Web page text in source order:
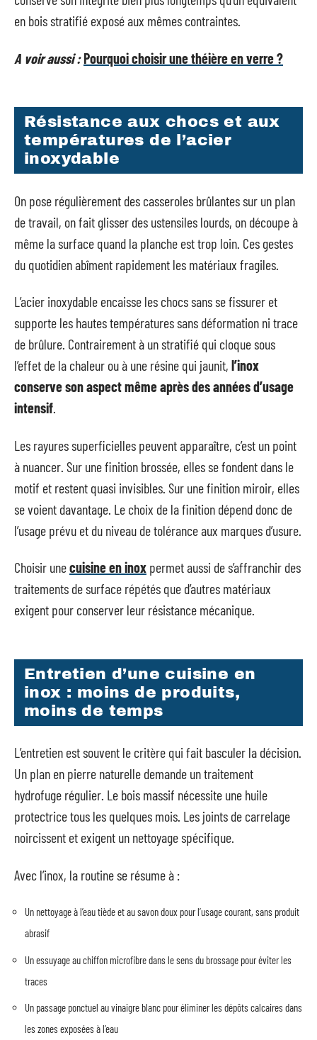
en bois stratifié exposé aux mêmes contraintes.
A voir aussi :Pourquoi choisir une théière en verre ?
Résistance aux chocs et aux
températures de l’acier
inoxydable
On pose régulièrement des casseroles brûlantes sur un plan
de travail, on fait glisser des ustensiles lourds, on découpe à
même la surface quand la planche est trop loin. Ces gestes
du quotidien abîment rapidement les matériaux fragiles.
L’acier inoxydable encaisse les chocs sans se fissurer et
supporte les hautes températures sans déformation ni trace
de brûlure. Contrairement à un stratifié qui cloque sous
l’effet de la chaleur ou à une résine qui jaunit, l’inox
conserve son aspect même après des années d’usage
intensif.
Les rayures superficielles peuvent apparaître, c’est un point
à nuancer. Sur une finition brossée, elles se fondent dans le
motif et restent quasi invisibles. Sur une finition miroir, elles
se voient davantage. Le choix de la finition dépend donc de
l’usage prévu et du niveau de tolérance aux marques d’usure.
Choisir unecuisine en inox permet aussi de s’affranchir des
traitements de surface répétés que d’autres matériaux
exigent pour conserver leur résistance mécanique.
Entretien d’une cuisine en
inox : moins de produits,
moins de temps
L’entretien est souvent le critère qui fait basculer la décision.
Un plan en pierre naturelle demande un traitement
hydrofuge régulier. Le bois massif nécessite une huile
protectrice tous les quelques mois. Les joints de carrelage
noircissent et exigent un nettoyage spécifique.
Avec l’inox, la routine se résume à :
Un nettoyage à l’eau tiède et au savon doux pour l’usage courant, sans produit
abrasif
Un essuyage au chiffon microfibre dans le sens du brossage pour éviter les
traces
Un passage ponctuel au vinaigre blanc pour éliminer les dépôts calcaires dans
les zones exposées à l’eau